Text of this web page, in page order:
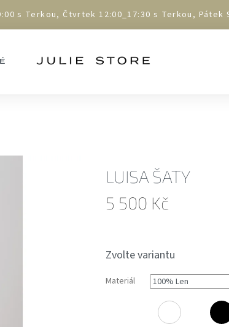
s Terkou, Čtvrtek 12:00_17:30 s Terkou,
LUISA ŠATY
5 500 Kč
Zvolte variantu
Materiál